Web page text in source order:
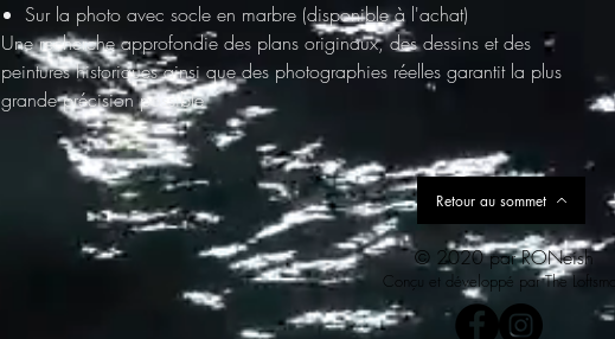
Sur la photo avec socle en marbre (disponible à l'achat)
Une recherche approfondie des plans originaux, des dessins et des
peintures historiques ainsi que des photographies réelles garantit la plus
grande précision possible
Retour au sommet
© 2020 par RONeish
Conçu et développé parThe Loftsman